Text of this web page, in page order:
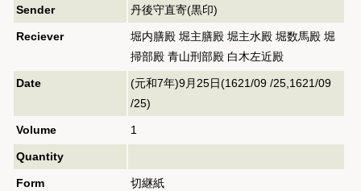
Sender 丹後守直寄(黒印)
Reciever
堀内膳殿 堀主膳殿 堀主水殿 堀数馬殿 堀
掃部殿 青山刑部殿 白木左近殿
Date
(元和7年)9月25日(1621/09 /25,1621/09
/25)
Volume 1
Quantity
Form 切継紙